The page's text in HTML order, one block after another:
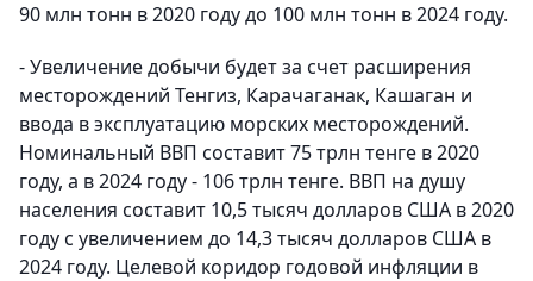
90 млн тонн в 2020 году до 100 млн тонн в 2024 году.
- Увеличение добычи будет за счет расширения
месторождений Тенгиз, Карачаганак, Кашаган и
ввода в эксплуатацию морских месторождений.
Номинальный ВВП составит 75 трлн тенге в 2020
году, а в 2024 году - 106 трлн тенге. ВВП на душу
населения составит 10,5 тысяч долларов США в 2020
году с увеличением до 14,3 тысяч долларов США в
2024 году. Целевой коридор годовой инфляции в